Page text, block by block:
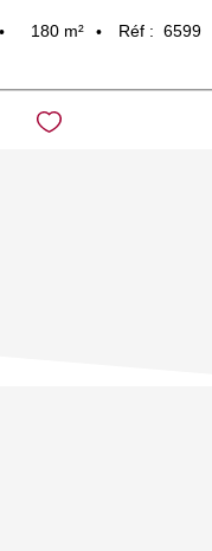
180 m² Réf : 6599